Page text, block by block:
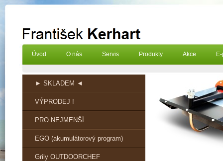
Úvod O nás Servis Produkty Akce
► SKLADEM ◄
VÝPRODEJ !
PRO NEJMENŠÍ
EGO (akumulátorový program)
Grily OUTDOORCHEF